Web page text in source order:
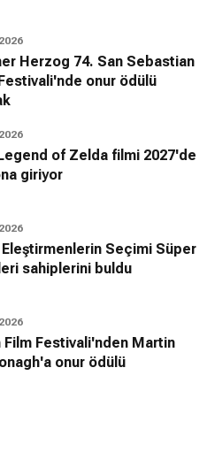
Herzog 74. San Sebastian
onur ödülü
of Zelda filmi 2027'de
giriyor
Eleştirmenlerin Seçimi Süper
sahiplerini buldu
Film Festivali'nden Martin
onur ödülü